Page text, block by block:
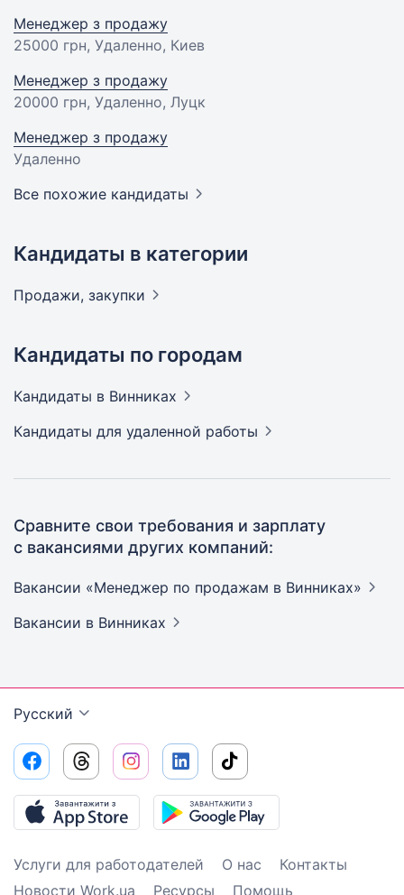
Менеджер з продажу
25000 грн, Удаленно, Киев
Менеджер з продажу
20000 грн, Удаленно, Луцк
Менеджер з продажу
Удаленно
Все похожие кандидаты
Кандидаты в категории
Продажи, закупки
Кандидаты по городам
Кандидаты в Винниках
Кандидаты для удаленной работы
Сравните свои требования и зарплату
с вакансиями других компаний:
Вакансии «Менеджер по продажам в Винниках»
Вакансии в Винниках
Русский
Услуги для работодателей О нас
Контакты
Новости Work.ua
Ресурсы Помощь